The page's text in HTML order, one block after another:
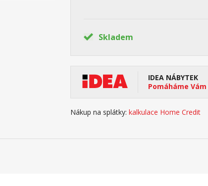
Skladem
IDEA NÁBYTEK
Pomáháme
Nákup na splátky: kalkulace Home Credit